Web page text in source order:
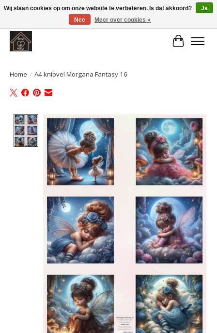
Large selection of products and fast shipping!
Home / A4 knipvel Morgana Fantasy 16
Product image slideshow Items
Wij slaan cookies op om onze website te verbeteren. Is dat akkoord?
Ja
Nee
Meer over cookies »